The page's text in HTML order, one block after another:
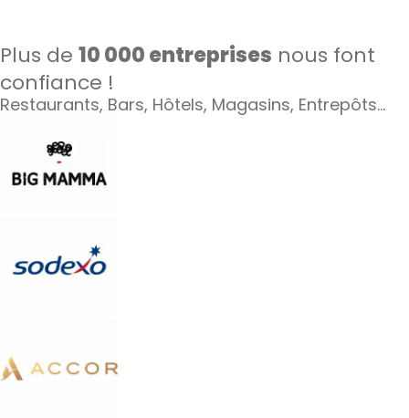
Plus de 10 000 entreprises nous font
confiance !
Restaurants, Bars, Hôtels, Magasins, Entrepôts…